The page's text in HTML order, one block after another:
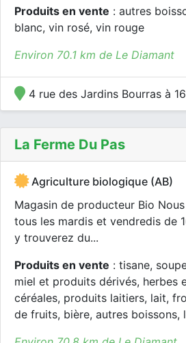
Produits en vente : autres
blanc, vin rosé, vin rouge
Environ 70.1 km de Le Diamant
4 rue des Jardins Bourras à
La Ferme Du Pas
Agriculture biologique (AB)
Magasin de producteur Bio
tous les mardis et vendredis de
y trouverez du...
Produits en vente : tisane,
miel et produits dérivés, herbes
céréales, produits laitiers, lait,
de fruits, bière, autres boissons,